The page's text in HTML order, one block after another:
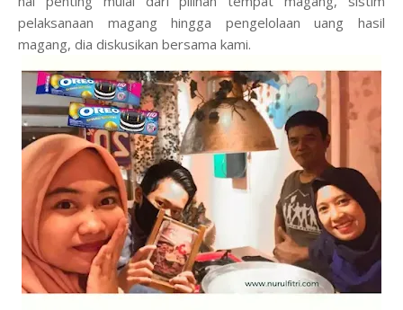
pelaksanaan magang hingga pengelolaan uang hasil
magang, dia diskusikan bersama kami.